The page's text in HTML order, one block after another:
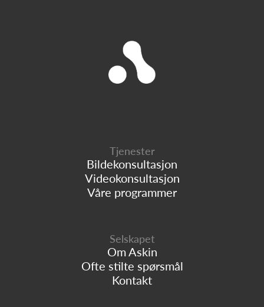
Tjenester
Bildekonsultasjon
Videokonsultasjon
Våre programmer
Selskapet
Om Askin
Ofte stilte spørsmål
Kontakt